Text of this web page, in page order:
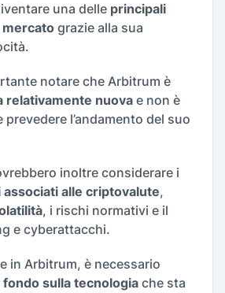
una delle principali
grazie alla sua
notare che Arbitrum è
relativamente nuova e non è
l’andamento del suo
inoltre considerare i
alle criptovalute,
, i rischi normativi e il
e cyberattacchi.
in Arbitrum, è necessario
sulla tecnologia che sta